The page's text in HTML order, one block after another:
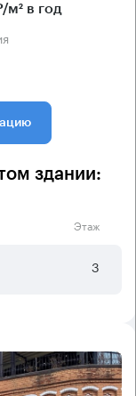
м² в год
здании:
Этаж
3